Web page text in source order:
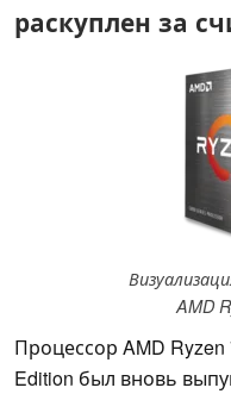
раскуплен за
AMD
Процессор AMD Ryzen
Edition был вновь